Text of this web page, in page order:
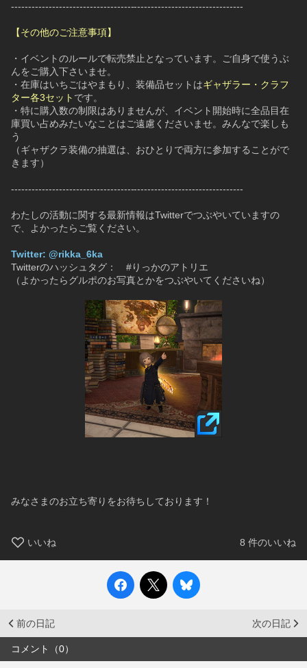
--------------------------------------------------------------------
【その他のご注意事項】
・イベントのルールで転売禁止となっています。ご自身で使うぶ
んをご購入下さいませ。
・在庫はいちごはやまもり、装備品セットはギャザラー・クラフ
ター各3セット です。
・特に購入数の制限はありませんが、イベント開始時に全品目在
庫買い占めみたいなことはご遠慮くださいませ。みんなで楽しも
う
（ギャザクラ装備の抽選は、おひとりで両方に参加することがで
きます）
--------------------------------------------------------------------
わたしの活動に関する最新情報はTwitterでつぶやいていますの
で、よかったらご覧ください。
Twitter: @rikka_6ka
Twitterのハッシュタグ：　#りっかのアトリエ
（よかったらグルポのお写真とかをつぶやいてくださいね）
みなさまのお立ち寄りをお待ちしております！
いいね 8 件のいいね
前の日記 次の日記
コメント（0）